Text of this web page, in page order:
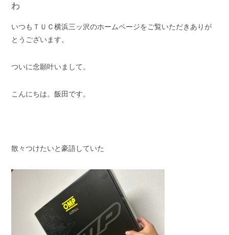
スタッフ紹介
特別作業 注文販売
リクルート
わ
いつもＴＵＣ横浜三ッ沢のホームページをご覧いただきありが
とうございます。
ついに念願叶いまして。
こんにちは。飯田です。
散々つけたいと豪語していた